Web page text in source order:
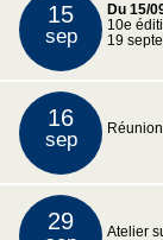
15
sep
Du 15/
10e
19
16
sep
29 Atelier